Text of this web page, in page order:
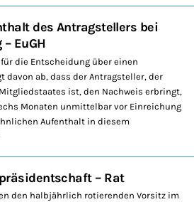
des Antragstellers bei
EuGH
die Entscheidung über einen
davon ab, dass der Antragsteller, der
ist, den Nachweis erbringt,
Monaten unmittelbar vor Einreichung
Aufenthalt in diesem
– Rat
den halbjährlich rotierenden Vorsitz im